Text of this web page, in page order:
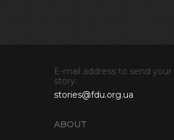
ABOUT
E-mail address to send your
story:
stories@fdu.org.ua